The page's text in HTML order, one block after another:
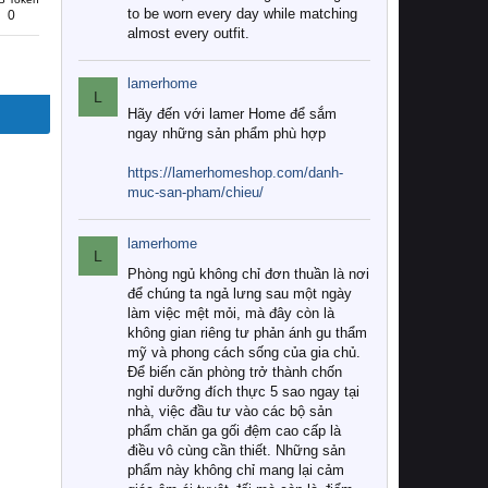
0
to be worn every day while matching
almost every outfit.
L
lamerhome
Hãy đến với lamer Home để sắm
ngay những sản phẩm phù hợp
https://lamerhomeshop.com/danh-
muc-san-pham/chieu/
L
lamerhome
Phòng ngủ không chỉ đơn thuần là nơi
để chúng ta ngả lưng sau một ngày
làm việc mệt mỏi, mà đây còn là
không gian riêng tư phản ánh gu thẩm
mỹ và phong cách sống của gia chủ.
Để biến căn phòng trở thành chốn
nghỉ dưỡng đích thực 5 sao ngay tại
nhà, việc đầu tư vào các bộ sản
phẩm chăn ga gối đệm cao cấp là
điều vô cùng cần thiết. Những sản
phẩm này không chỉ mang lại cảm